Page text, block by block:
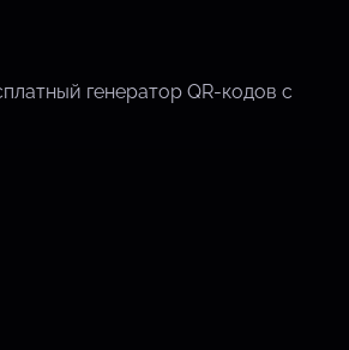
генератор QR-кодов с